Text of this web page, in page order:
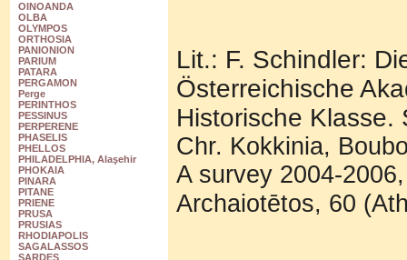
OINOANDA
OLBA
OLYMPOS
ORTHOSIA
PANIONION
PARIUM
PATARA
PERGAMON
Perge
PERINTHOS
PESSINUS
PERPERENE
PHASELIS
PHELLOS
PHILADELPHIA, Alaşehir
PHOKAIA
PINARA
PITANE
PRIENE
PRUSA
PRUSIAS
RHODIAPOLIS
SAGALASSOS
SARDES
Lit.: F. Schindler:
Österreichische
Historische Klasse.
Chr. Kokkinia,
A survey 2004-
Archaiotētos, 60